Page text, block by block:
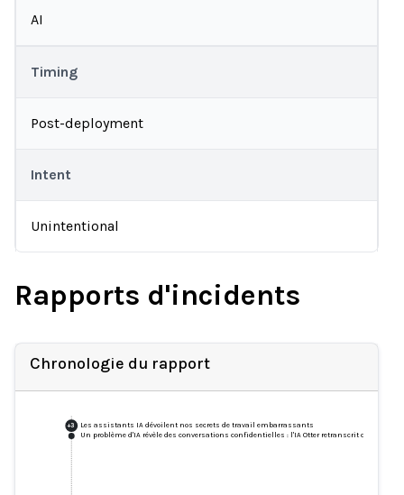
AI
Timing
Post-deployment
Intent
Unintentional
Rapports d'incidents
Chronologie du rapport
+3
Les assistants IA dévoilent nos secrets de travail embarrassants
Un problème d'IA révèle des conversations confidentielles : l'IA Otter retranscrit des